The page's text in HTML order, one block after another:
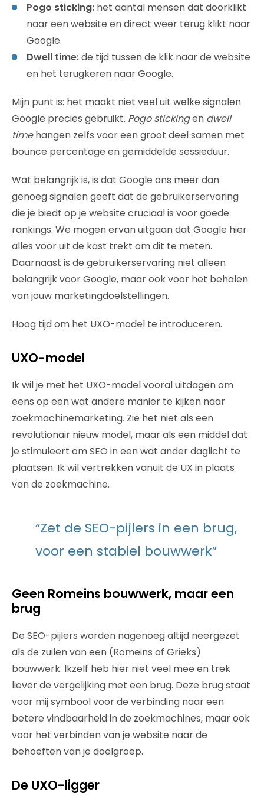
Pogo sticking: het aantal mensen dat doorklikt
naar een website en direct weer terug klikt naar
Google.
Dwell time:de tijd tussen de klik naar de website
en het terugkeren naar Google.
Mijn punt is: het maakt niet veel uit welke signalen
Google precies gebruikt. Pogo stickingen dwell
timehangen zelfs voor een groot deel samen met
bounce percentage en gemiddelde sessieduur.
Wat belangrijk is, is dat Google ons meer dan
genoeg signalen geeft dat de gebruikerservaring
die je biedt op je website cruciaal is voor goede
rankings. We mogen ervan uitgaan dat Google hier
alles voor uit de kast trekt om dit te meten.
Daarnaast is de gebruikerservaring niet alleen
belangrijk voor Google, maar ook voor het behalen
van jouw marketingdoelstellingen.
Hoog tijd om het UXO-model te introduceren.
UXO-model
Ik wil je met het UXO-model vooral uitdagen om
eens op een wat andere manier te kijken naar
zoekmachinemarketing. Zie het niet als een
revolutionair nieuw model, maar als een middel dat
je stimuleert om SEO in een wat ander daglicht te
plaatsen. Ik wil vertrekken vanuit de UX in plaats
van de zoekmachine.
“Zet de SEO-pijlers in een brug,
voor een stabiel bouwwerk”
Geen Romeins bouwwerk, maar een
brug
De SEO-pijlers worden nagenoeg altijd neergezet
als de zuilen van een (Romeins of Grieks)
bouwwerk. Ikzelf heb hier niet veel mee en trek
liever de vergelijking met een brug. Deze brug staat
voor mij symbool voor de verbinding naar een
betere vindbaarheid in de zoekmachines, maar ook
voor het verbinden van je website naar de
behoeften van je doelgroep.
De UXO-ligger